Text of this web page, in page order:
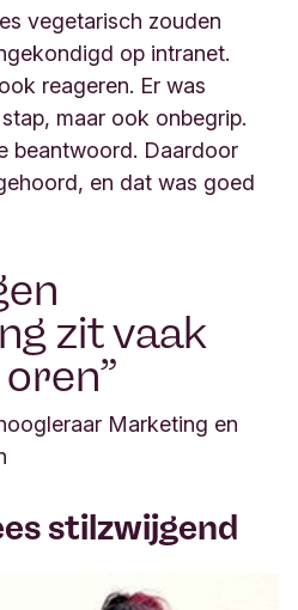
vegetarisch zouden
op intranet.
reageren. Er was
maar ook onbegrip.
beantwoord. Daardoor
en dat was goed
zit vaak
Marketing en
stilzwijgend